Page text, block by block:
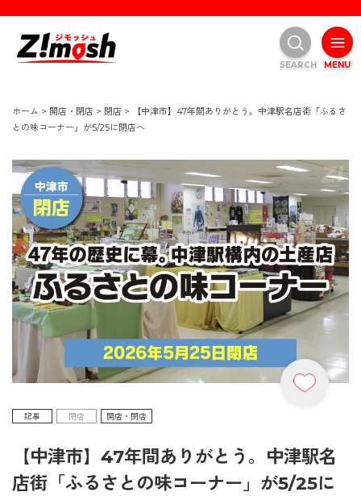
ホーム > 開店・閉店 > 閉店 >
【中津市】47年間ありがとう。中津駅名店街「ふるさ
との味コーナー」が5/25に閉店へ
記事 閉店 開店・閉店
【中津市】47年間ありがとう。中津駅名
店街「ふるさとの味コーナー」が5/25に
MENU
SEARCH